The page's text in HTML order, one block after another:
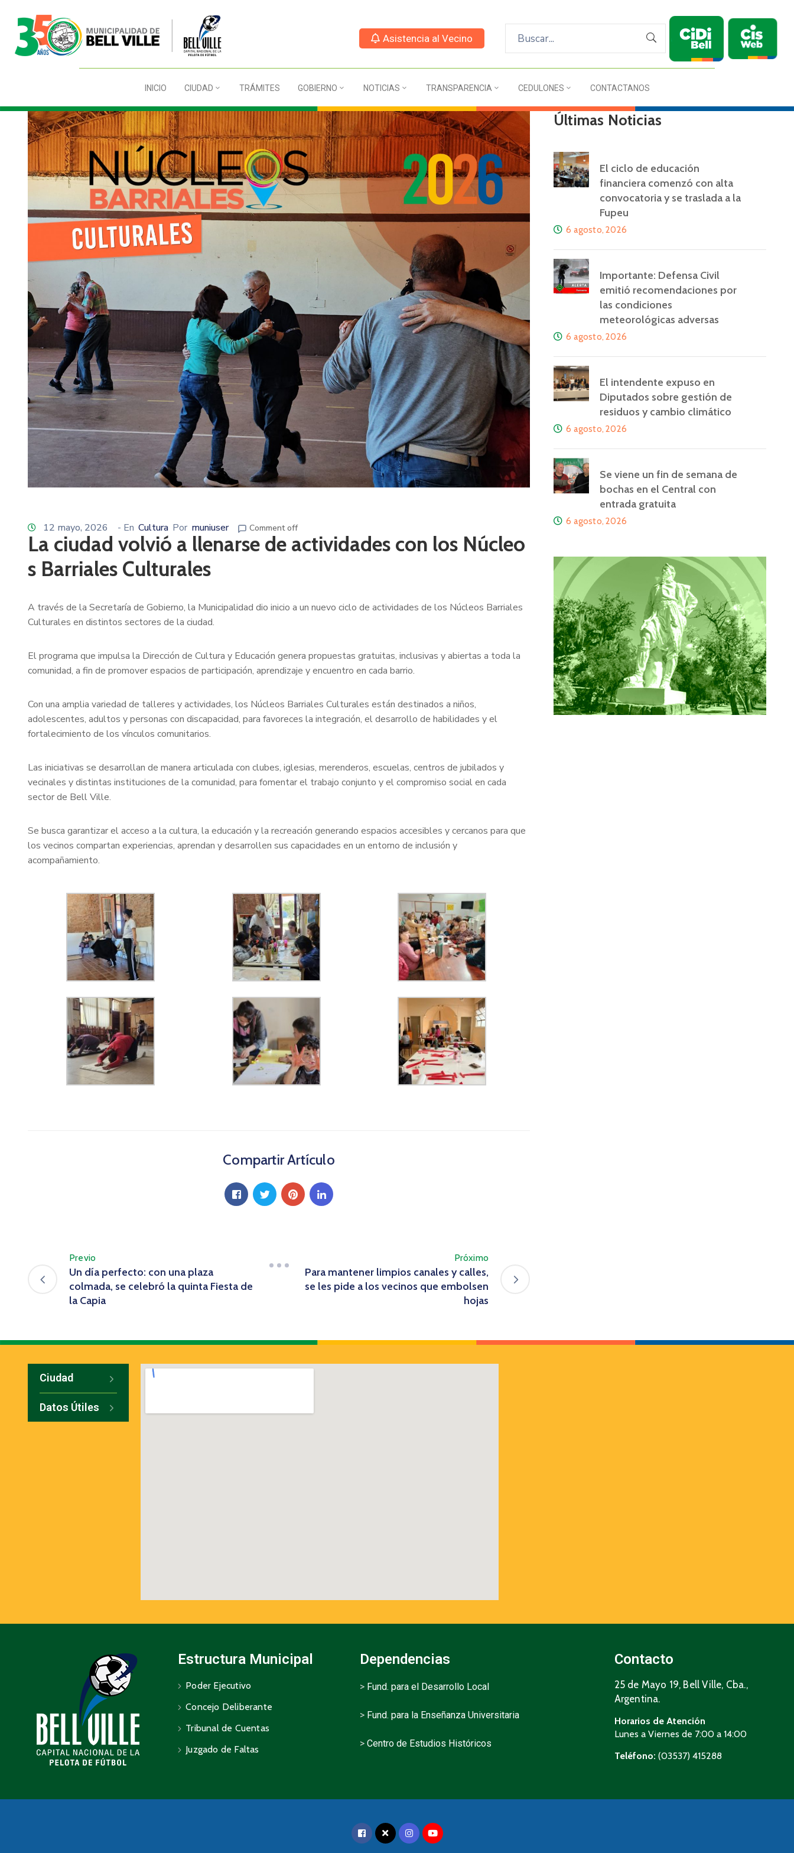
Asistencia al Vecino
INICIO CIUDAD TRÁMITES GOBIERNO NOTICIAS TRANSPARENCIA CEDULONES CONTACTANOS
12 mayo, 2026 - En Cultura Por muniuser Comment off
La ciudad volvió a llenarse de actividades con los Núcleo
s Barriales Culturales
A través de la Secretaría de Gobierno, la Municipalidad dio inicio a un nuevo ciclo de actividades de los Núcleos Barriales
Culturales en distintos sectores de la ciudad.
El programa que impulsa la Dirección de Cultura y Educación genera propuestas gratuitas, inclusivas y abiertas a toda la
comunidad, a fin de promover espacios de participación, aprendizaje y encuentro en cada barrio.
Con una amplia variedad de talleres y actividades, los Núcleos Barriales Culturales están destinados a niños,
adolescentes, adultos y personas con discapacidad, para favoreces la integración, el desarrollo de habilidades y el
fortalecimiento de los vínculos comunitarios.
Las iniciativas se desarrollan de manera articulada con clubes, iglesias, merenderos, escuelas, centros de jubilados y
vecinales y distintas instituciones de la comunidad, para fomentar el trabajo conjunto y el compromiso social en cada
sector de Bell Ville.
Se busca garantizar el acceso a la cultura, la educación y la recreación generando espacios accesibles y cercanos para que
los vecinos compartan experiencias, aprendan y desarrollen sus capacidades en un entorno de inclusión y
acompañamiento.
Compartir Artículo
Previo
Un día perfecto: con una plaza
colmada, se celebró la quinta Fiesta de
la Capia
Próximo
Para mantener limpios canales y calles,
se les pide a los vecinos que embolsen
hojas
Últimas Noticias
El ciclo de educación
financiera comenzó con alta
convocatoria y se traslada a la
Fupeu
6 agosto, 2026
Importante: Defensa Civil
emitió recomendaciones por
las condiciones
meteorológicas adversas
6 agosto, 2026
El intendente expuso en
Diputados sobre gestión de
residuos y cambio climático
6 agosto, 2026
Se viene un fin de semana de
bochas en el Central con
entrada gratuita
6 agosto, 2026
Ciudad
Datos Útiles
Estructura Municipal
Poder Ejecutivo
Concejo Deliberante
Tribunal de Cuentas
Juzgado de Faltas
Dependencias
> Fund. para el Desarrollo Local
> Fund. para la Enseñanza Universitaria
> Centro de Estudios Históricos
Contacto
25 de Mayo 19, Bell Ville, Cba.,
Argentina.
Horarios de Atención
Lunes a Viernes de 7:00 a 14:00
Teléfono: (03537) 415288